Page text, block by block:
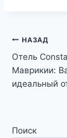
по
НАЗАД
Отель
Маврикии:
идеальный
Поиск